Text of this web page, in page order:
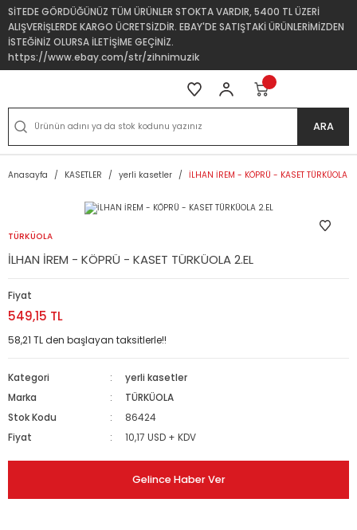
SİTEDE GÖRDÜĞÜNÜZ TÜM ÜRÜNLER STOKTA VARDIR, 5400 TL ÜZERİ
ALIŞVERİŞLERDE KARGO ÜCRETSİZDİR. EBAY'DE SATIŞTAKİ ÜRÜNLERİMİZDEN
İSTEĞİNİZ OLURSA İLETİŞİME GEÇİNİZ.
https://www.ebay.com/str/zihnimuzik
ARA
Anasayfa KASETLER yerli kasetler İLHAN İREM - KÖPRÜ - KASET TÜRKÜOLA
TÜRKÜOLA
İLHAN İREM - KÖPRÜ - KASET TÜRKÜOLA 2.EL
Fiyat
549,15 TL
58,21 TL den başlayan taksitlerle!!
Kategori
yerli kasetler
Marka
TÜRKÜOLA
Stok Kodu
86424
Fiyat
10,17 USD + KDV
Gelince Haber Ver